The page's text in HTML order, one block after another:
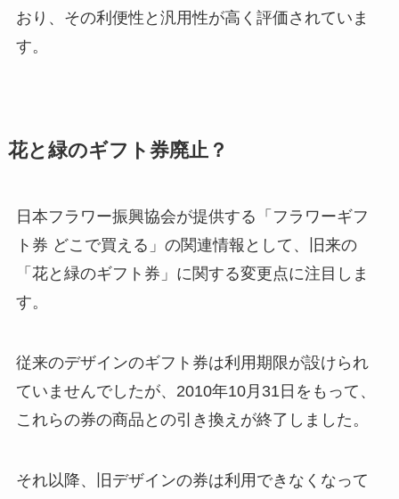
おり、その利便性と汎用性が高く評価されていま
す。
花と緑のギフト券廃止？
日本フラワー振興協会が提供する「フラワーギフ
ト券 どこで買える」の関連情報として、旧来の
「花と緑のギフト券」に関する変更点に注目しま
す。
従来のデザインのギフト券は利用期限が設けられ
ていませんでしたが、2010年10月31日をもって、
これらの券の商品との引き換えが終了しました。
それ以降、旧デザインの券は利用できなくなって